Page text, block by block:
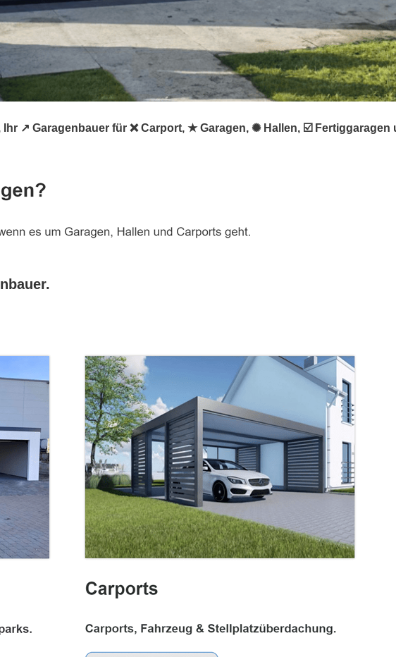
↗️ Garagenbauer für ❌ Carport, ★ Garagen, ✺ Hallen, ☑️